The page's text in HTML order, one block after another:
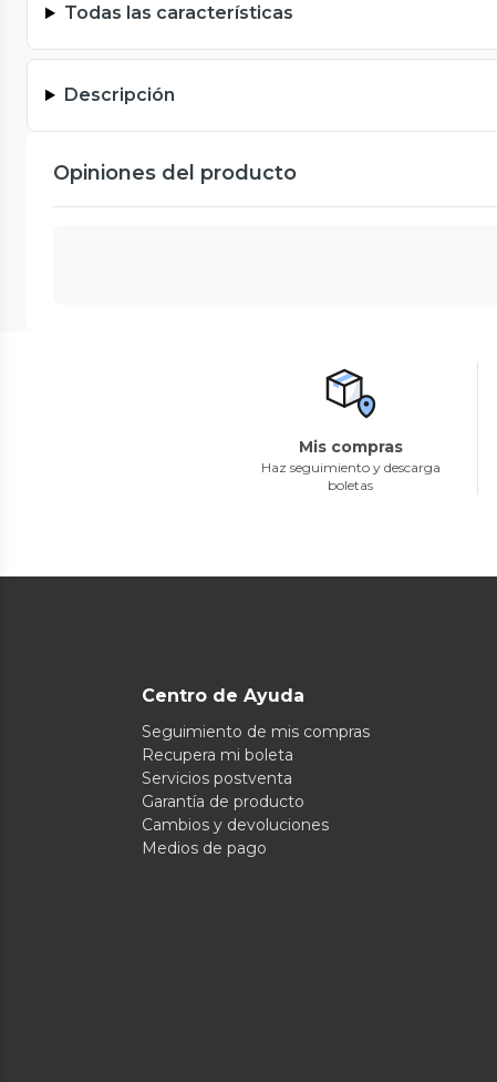
Todas las características
Descripción
Opiniones del producto
Mis compras
Haz seguimiento y descarga
boletas
Centro de Ayuda
Seguimiento de mis compras
Recupera mi boleta
Servicios postventa
Garantía de producto
Cambios y devoluciones
Medios de pago